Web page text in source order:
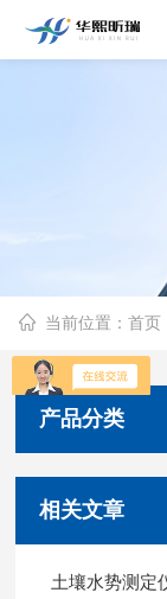
当前位置：首页
产品分类
相关文章
土壤水势测定